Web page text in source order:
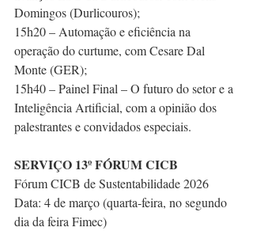
Domingos (Durlicouros);
15h20 – Automação e eficiência na
operação do curtume, com Cesare Dal
Monte (GER);
15h40 – Painel Final – O futuro do setor e a
Inteligência Artificial, com a opinião dos
palestrantes e convidados especiais.
SERVIÇO 13º FÓRUM CICB
Fórum CICB de Sustentabilidade 2026
Data: 4 de março (quarta-feira, no segundo
dia da feira Fimec)